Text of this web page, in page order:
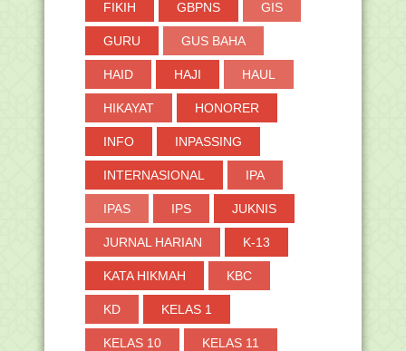
FIKIH GBPNS GIS
GURU GUS BAHA
HAID HAJI HAUL
HIKAYAT HONORER
INFO INPASSING
INTERNASIONAL IPA
IPAS IPS JUKNIS
JURNAL HARIAN K-13
KATA HIKMAH KBC
KD KELAS 1
KELAS 10 KELAS 11